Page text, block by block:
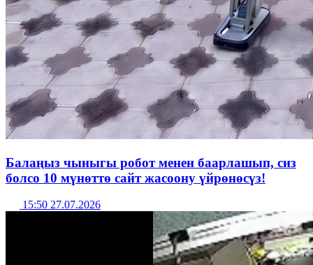
Балаңыз чыныгы робот менен баарлашып, сиз
болсо 10 мүнөттө сайт жасоону үйрөнөсүз!
15:50 27.07.2026